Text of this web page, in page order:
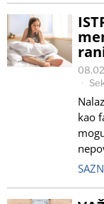
kao